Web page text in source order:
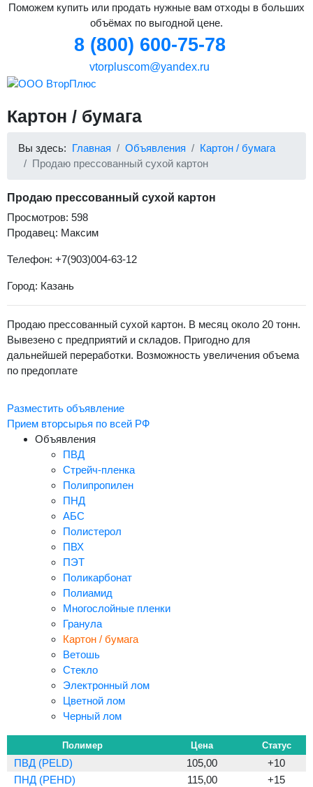
Поможем купить или продать нужные вам отходы в больших
объёмах по выгодной цене.
8 (800) 600-75-78
vtorpluscom@yandex.ru
Картон / бумага
Вы здесь: Главная Объявления
Картон / бумага
Продаю прессованный сухой картон
Продаю прессованный сухой картон
Просмотров: 598
Продавец: Максим
Телефон: +7(903)004-63-12
Город: Казань
Продаю прессованный сухой картон. В месяц около 20 тонн.
Вывезено с предприятий и складов. Пригодно для
дальнейшей переработки. Возможность увеличения объема
по предоплате
Разместить объявление
Прием вторсырья по всей РФ
Объявления
ПВД
Стрейч-пленка
Полипропилен
ПНД
АБС
Полистерол
ПВХ
ПЭТ
Поликарбонат
Полиамид
Многослойные пленки
Гранула
Картон / бумага
Ветошь
Стекло
Электронный лом
Цветной лом
Черный лом
Полимер Цена Статус
ПВД (PELD) 105,00
+10
ПНД (PEHD)
115,00
+15